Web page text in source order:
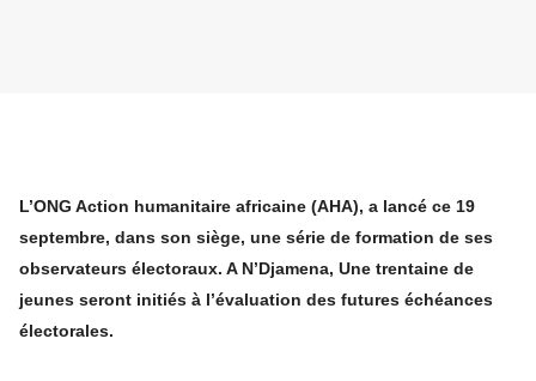
L’ONG Action humanitaire africaine (AHA), a lancé ce 19
septembre, dans son siège, une série de formation de ses
observateurs électoraux. A N’Djamena, Une trentaine de
jeunes seront initiés à l’évaluation des futures échéances
électorales.